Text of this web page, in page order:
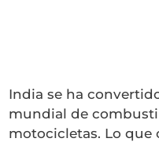
India se ha
mundial de
motocicletas. Lo que